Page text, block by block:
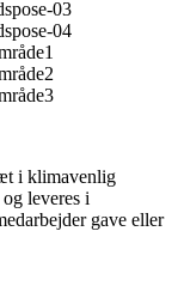
i klimavenlig
leveres i
gave eller